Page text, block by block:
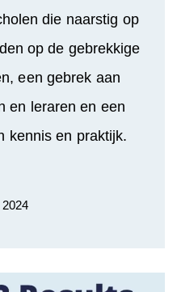
die naarstig op
op de gebrekkige
een gebrek aan
en leraren en een
kennis en praktijk.